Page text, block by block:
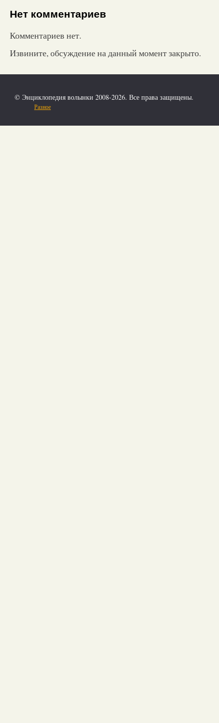
Нет комментариев
Комментариев нет.
Извините, обсуждение на данный момент закрыто.
© Энциклопедия волынки 2008-2026. Все права защищены.
Разное